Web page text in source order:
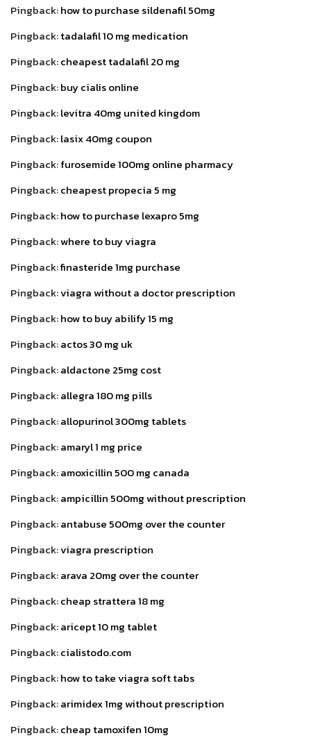
Pingback:how to purchase sildenafil 50mg
Pingback:tadalafil 10 mg medication
Pingback:cheapest tadalafil 20 mg
Pingback:buy cialis online
Pingback:levitra 40mg united kingdom
Pingback:lasix 40mg coupon
Pingback:furosemide 100mg online pharmacy
Pingback:cheapest propecia 5 mg
Pingback:how to purchase lexapro 5mg
Pingback:where to buy viagra
Pingback:finasteride 1mg purchase
Pingback:viagra without a doctor prescription
Pingback:how to buy abilify 15 mg
Pingback:actos 30 mg uk
Pingback:aldactone 25mg cost
Pingback:allegra 180 mg pills
Pingback:allopurinol 300mg tablets
Pingback:amaryl 1 mg price
Pingback:amoxicillin 500 mg canada
Pingback:ampicillin 500mg without prescription
Pingback:antabuse 500mg over the counter
Pingback:viagra prescription
Pingback:arava 20mg over the counter
Pingback:cheap strattera 18 mg
Pingback:aricept 10 mg tablet
Pingback:cialistodo.com
Pingback:how to take viagra soft tabs
Pingback:arimidex 1mg without prescription
Pingback:cheap tamoxifen 10mg